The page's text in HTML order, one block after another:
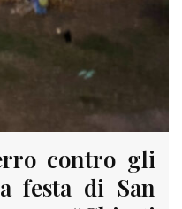
contro gli
festa di San